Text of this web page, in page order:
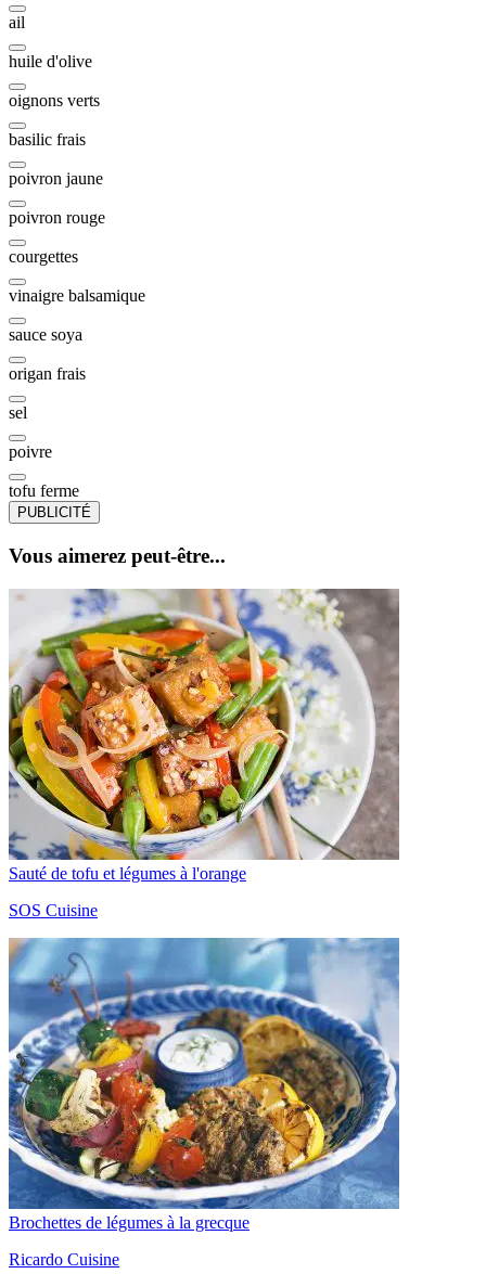
ail
huile d'olive
oignons verts
basilic frais
poivron jaune
poivron rouge
courgettes
vinaigre balsamique
sauce soya
origan frais
sel
poivre
tofu ferme
PUBLICITÉ
Vous aimerez peut-être...
Sauté de tofu et légumes à l'orange
SOS Cuisine
Brochettes de légumes à la grecque
Ricardo Cuisine